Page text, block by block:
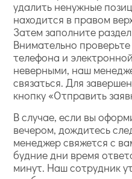
удалить ненужные
находится в правом
Затем заполните
Внимательно
телефона и
неверными, наш
связаться. Для
кнопку «Отправить
В случае, если вы
вечером, дождитесь
менеджер свяжется с
будние дни время
минут. Наш сотрудник